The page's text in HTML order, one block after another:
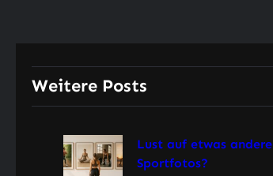
Weitere Posts
Lust auf etwas andere
Sportfotos?